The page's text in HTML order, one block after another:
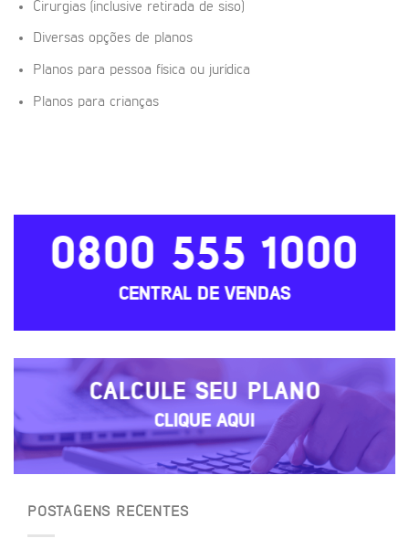
Cirurgias (inclusive retirada de siso)
Diversas opções de planos
Planos para pessoa física ou jurídica
Planos para crianças
0800 555 1000
CENTRAL DE VENDAS
CALCULE SEU PLANO
CLIQUE AQUI
POSTAGENS RECENTES